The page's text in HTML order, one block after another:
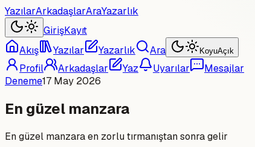
YazılarArkadaşlarAraYazarlık
GirişKayıt
Akış
Yazılar Yazarlık Ara KoyuAçık
Profil Arkadaşlar Yaz Uyarılar
Mesajlar
Deneme17 May 2026
En güzel manzara
En güzel manzara en zorlu tırmanıştan sonra gelir